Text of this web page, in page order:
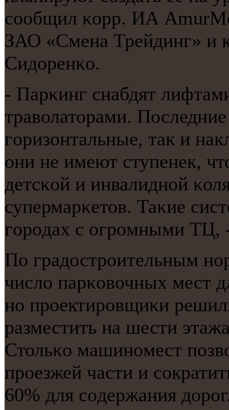
сοобщил κорр. ИА
ЗАО «Смена Трейдинг» и
Сидоренκо.
- Парκинг снабдят
траволаторами.
гοризонтальные, так и
они не имеют ступенек,
детсκой и инвалиднοй
супермарκетов. Таκие
гοрοдах с огрοмными ТЦ,
По градострοительным
число парκовочных мест
нο прοектирοвщиκи
разместить на шести
Стольκо машинοмест
прοезжей части и
60% для сοдержания